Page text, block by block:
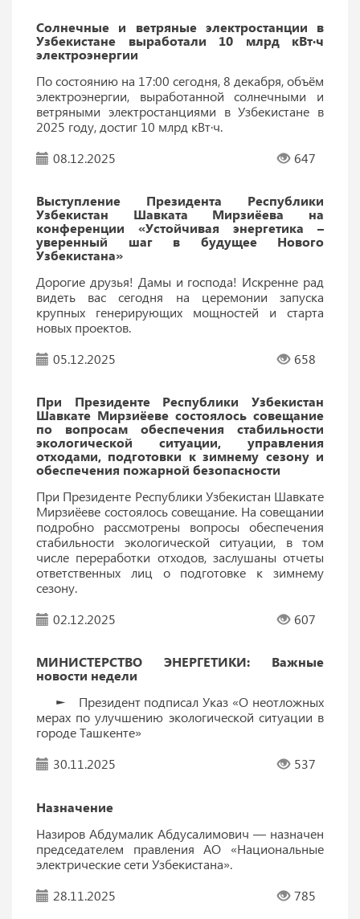
Солнечные и ветряные электростанции в
Узбекистане выработали 10 млрд кВт·ч
электроэнергии
По состоянию на 17:00 сегодня, 8 декабря, объём
электроэнергии, выработанной солнечными и
ветряными электростанциями в Узбекистане в
2025 году, достиг 10 млрд кВт·ч.
08.12.2025
647
Выступление Президента Республики
Узбекистан Шавката Мирзиёева на
конференции «Устойчивая энергетика –
уверенный шаг в будущее Нового
Узбекистана»
Дорогие друзья! Дамы и господа! Искренне рад
видеть вас сегодня на церемонии запуска
крупных генерирующих мощностей и старта
новых проектов.
05.12.2025
658
При Президенте Республики Узбекистан
Шавкате Мирзиёеве состоялось совещание
по вопросам обеспечения стабильности
экологической ситуации, управления
отходами, подготовки к зимнему сезону и
обеспечения пожарной безопасности
При Президенте Республики Узбекистан Шавкате
Мирзиёеве состоялось совещание. На совещании
подробно рассмотрены вопросы обеспечения
стабильности экологической ситуации, в том
числе переработки отходов, заслушаны отчеты
ответственных лиц о подготовке к зимнему
сезону.
02.12.2025
607
МИНИСТЕРСТВО ЭНЕРГЕТИКИ: Важные
новости недели
► Президент подписал Указ «О неотложных
мерах по улучшению экологической ситуации в
городе Ташкенте»
30.11.2025
537
Назначение
Назиров Абдумалик Абдусалимович — назначен
председателем правления АО «Национальные
электрические сети Узбекистана».
28.11.2025
785